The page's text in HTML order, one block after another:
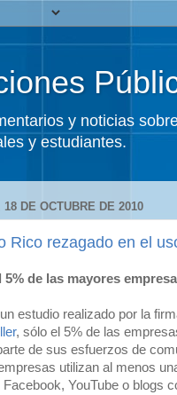
y noticias
y estudiantes.
18 DE OCTUBRE DE 2010
Rico rezagado en el
5% de las mayores
estudio realizado por la
, sólo el 5% de las
de sus esfuerzos de
utilizan al menos
Facebook, YouTube o blogs